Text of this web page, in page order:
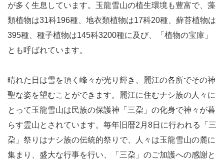
が多く生息しています。玉龍雪山の植生環境も豊富で、藻
類植物は31科196種、地衣類植物は17科20種、蘚苔植物は
395種、種子植物は145科3200種に及び、「植物の宝庫」
とも呼ばれています。
晴れた日は雪を頂く峰々が光り輝き、麗江の各所でその神
聖な姿を望むことができます。麗江に住むナシ族の人々に
とって玉龍雪山は民族の保護神「三朶」の化身で神々が暮
らす霊山とされています。毎年旧暦2月8日に行われる「三
朶」祭りはナシ族の伝統的祭りで、人々は玉龍雪山の麓に
集まり、盛大な行事を行い、「三朶」のご加護への感謝と